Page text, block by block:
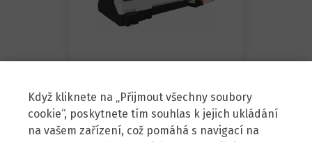
Když kliknete na „Přijmout všechny soubory
cookie“, poskytnete tím souhlas k jejich ukládání
na vašem zařízení, což pomáhá s navigací na